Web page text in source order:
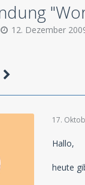
12. Dezember
17.
Hallo,
heute